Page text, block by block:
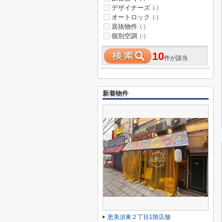
デザイナーズ (-)
オートロック (-)
居抜物件 (-)
個別空調 (-)
10件が該当
新着物件
恵美須東２丁目1階店舗